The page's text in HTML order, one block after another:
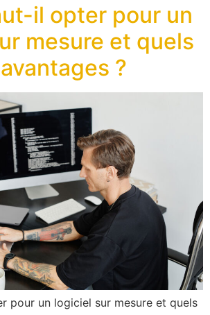
il opter pour un
mesure et quels
?
pour un logiciel sur mesure et quels